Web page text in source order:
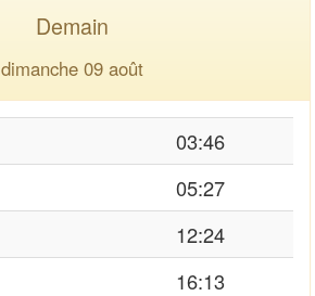
Demain
dimanche 09 août
03:46
05:27
12:24
16:13